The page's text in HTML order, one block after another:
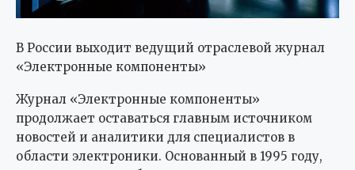
В России выходит ведущий отраслевой журнал
«Электронные компоненты»
Журнал «Электронные компоненты»
продолжает оставаться главным источником
новостей и аналитики для специалистов в
области электроники. Основанный в 1995 году,